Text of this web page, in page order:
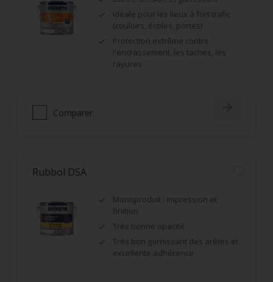
Idéale pour les lieux à fort trafic
(couloirs, écoles, portes)
Protection extrême contre
l'encrassement, les taches, les
rayures
Comparer
Rubbol DSA
Monoproduit : impression et
finition
Très bonne opacité
Très bon garnissant des arêtes et
excellente adhérence